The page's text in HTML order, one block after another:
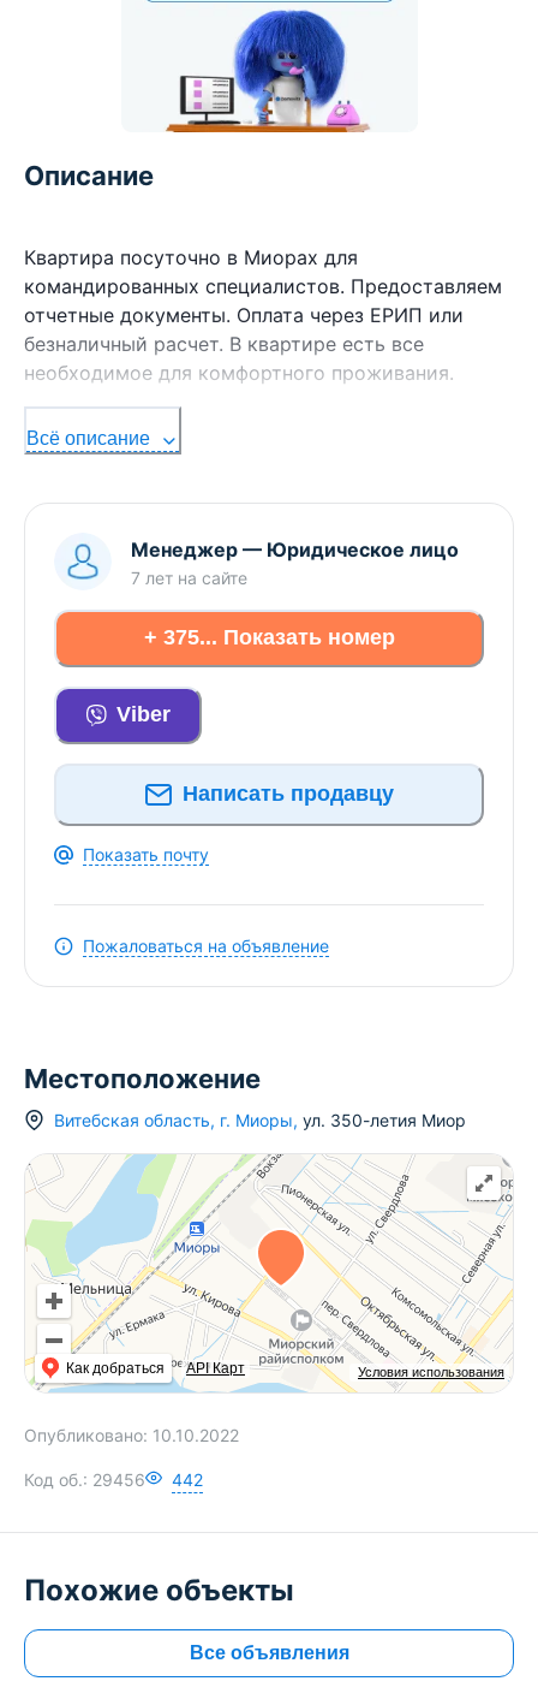
Описание
Квартира посуточно в Миорах для
командированных специалистов. Предоставляем
отчетные документы. Оплата через ЕРИП или
безналичный расчет. В квартире есть все
необходимое для комфортного проживания.
Всё описание
менеджер — Юридическое лицо
7 лет на сайте
+ 375... Показать номер
Viber
Написать продавцу
Показать почту
Пожаловаться на объявление
Местоположение
Витебская область, г. Миоры, ул. 350-летия Миор
Условия использования
Как добраться API Карт
Опубликовано: 10.10.2022
Код об.: 29456 442
Похожие объекты
Все объявления